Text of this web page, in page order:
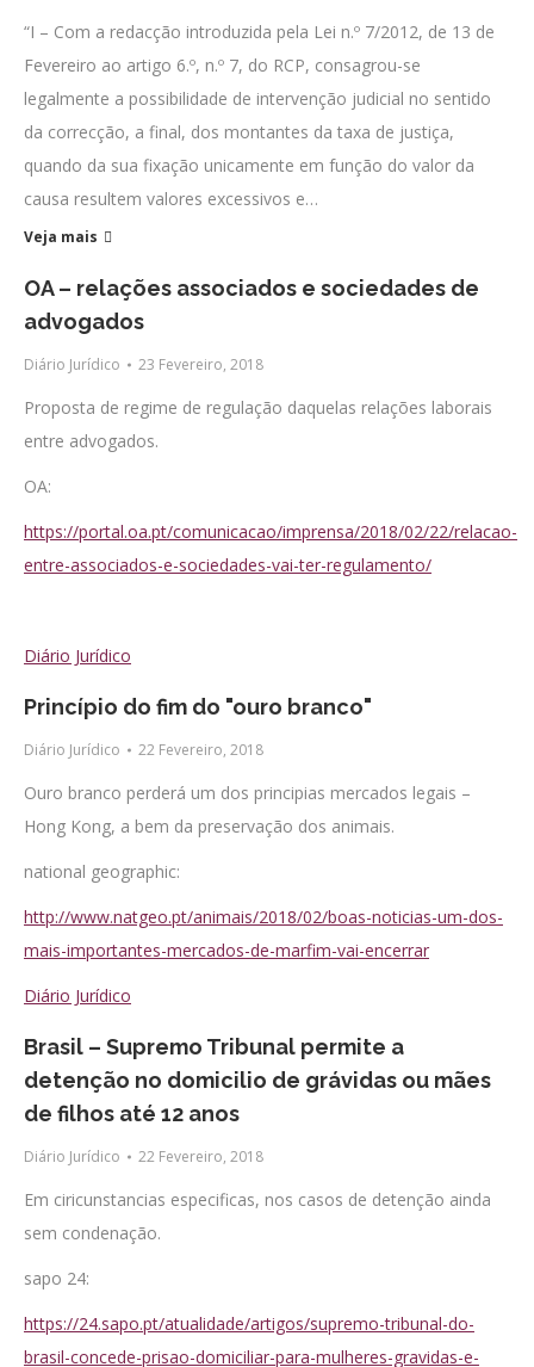
“I – Com a redacção introduzida pela Lei n.º 7/2012, de 13 de
Fevereiro ao artigo 6.º, n.º 7, do RCP, consagrou-se
legalmente a possibilidade de intervenção judicial no sentido
da correcção, a final, dos montantes da taxa de justiça,
quando da sua fixação unicamente em função do valor da
causa resultem valores excessivos e…
Veja mais
OA – relações associados e sociedades de
advogados
Diário Jurídico 23 Fevereiro, 2018
Proposta de regime de regulação daquelas relações laborais
entre advogados.
OA:
https://portal.oa.pt/comunicacao/imprensa/2018/02/22/relacao-
entre-associados-e-sociedades-vai-ter-regulamento/
Diário Jurídico
Princípio do fim do "ouro branco"
Diário Jurídico 22 Fevereiro, 2018
Ouro branco perderá um dos principias mercados legais –
Hong Kong, a bem da preservação dos animais.
national geographic:
http://www.natgeo.pt/animais/2018/02/boas-noticias-um-dos-
mais-importantes-mercados-de-marfim-vai-encerrar
Diário Jurídico
Brasil – Supremo Tribunal permite a
detenção no domicilio de grávidas ou mães
de filhos até 12 anos
Diário Jurídico 22 Fevereiro, 2018
Em ciricunstancias especificas, nos casos de detenção ainda
sem condenação.
sapo 24:
https://24.sapo.pt/atualidade/artigos/supremo-tribunal-do-
brasil-concede-prisao-domiciliar-para-mulheres-gravidas-e-